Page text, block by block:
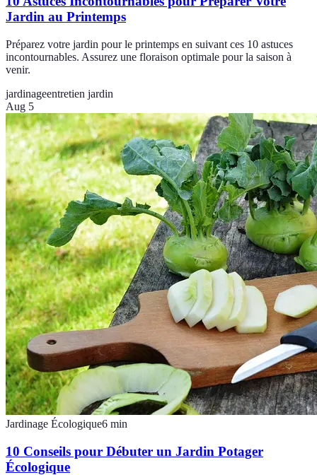
Jardin au Printemps
Préparez votre jardin pour le printemps en suivant ces 10 astuces
incontournables. Assurez une floraison optimale pour la saison à
venir.
jardinageentretien jardin
Aug 5
Jardinage Écologique6 min
10 Conseils pour Débuter un Jardin Potager
Écologique